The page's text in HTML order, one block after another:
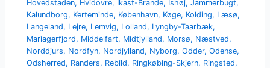
Hovedstaden, Hvidovre, Ikast-Brande, Ishøj,Jammerbugt,
Kalundborg, Kerteminde, København, Køge, Kolding, Læsø,
Langeland, Lejre, Lemvig, Lolland, Lyngby-Taarbæk,
Mariagerfjord, Middelfart, Midtjylland, Morsø, Næstved,
Norddjurs, Nordfyn, Nordjylland, Nyborg,Odder,Odense,
Odsherred, Randers, Rebild, Ringkøbing-Skjern, Ringsted,